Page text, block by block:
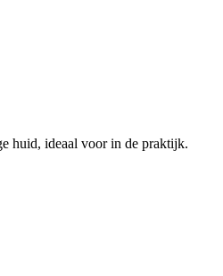
huid, ideaal voor in de praktijk.